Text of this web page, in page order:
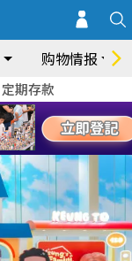
购物情报
定期存款